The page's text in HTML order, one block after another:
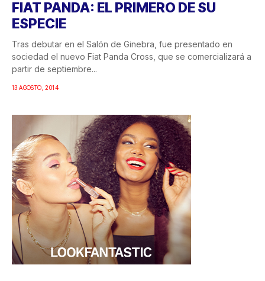
FIAT PANDA: EL PRIMERO DE SU
ESPECIE
Tras debutar en el Salón de Ginebra, fue presentado en
sociedad el nuevo Fiat Panda Cross, que se comercializará a
partir de septiembre...
13 AGOSTO, 2014